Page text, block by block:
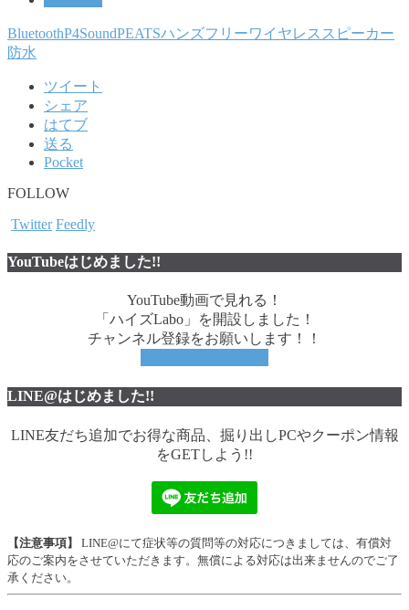
BluetoothP4SoundPEATSハンズフリーワイヤレススピーカー
防水
ツイート
シェア
はてブ
送る
Pocket
FOLLOW
Twitter Feedly
YouTubeはじめました!!
YouTube動画で見れる！
「ハイズLabo」を開設しました！
チャンネル登録をお願いします！！
LINE@はじめました!!
LINE友だち追加でお得な商品、掘り出しPCやクーポン情報
をGETしよう!!
【注意事項】
LINE@にて症状等の質問等の対応につきましては、有償対
応のご案内をさせていただきます。無償による対応は出来ませんのでご了
承ください。